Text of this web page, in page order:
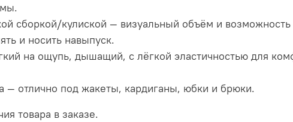
сборкой/кулиской — визуальный объём и возможность
и носить навыпуск.
на ощупь, дышащий, с лёгкой эластичностью для
отлично под жакеты, кардиганы, юбки и брюки.
товара в заказе.